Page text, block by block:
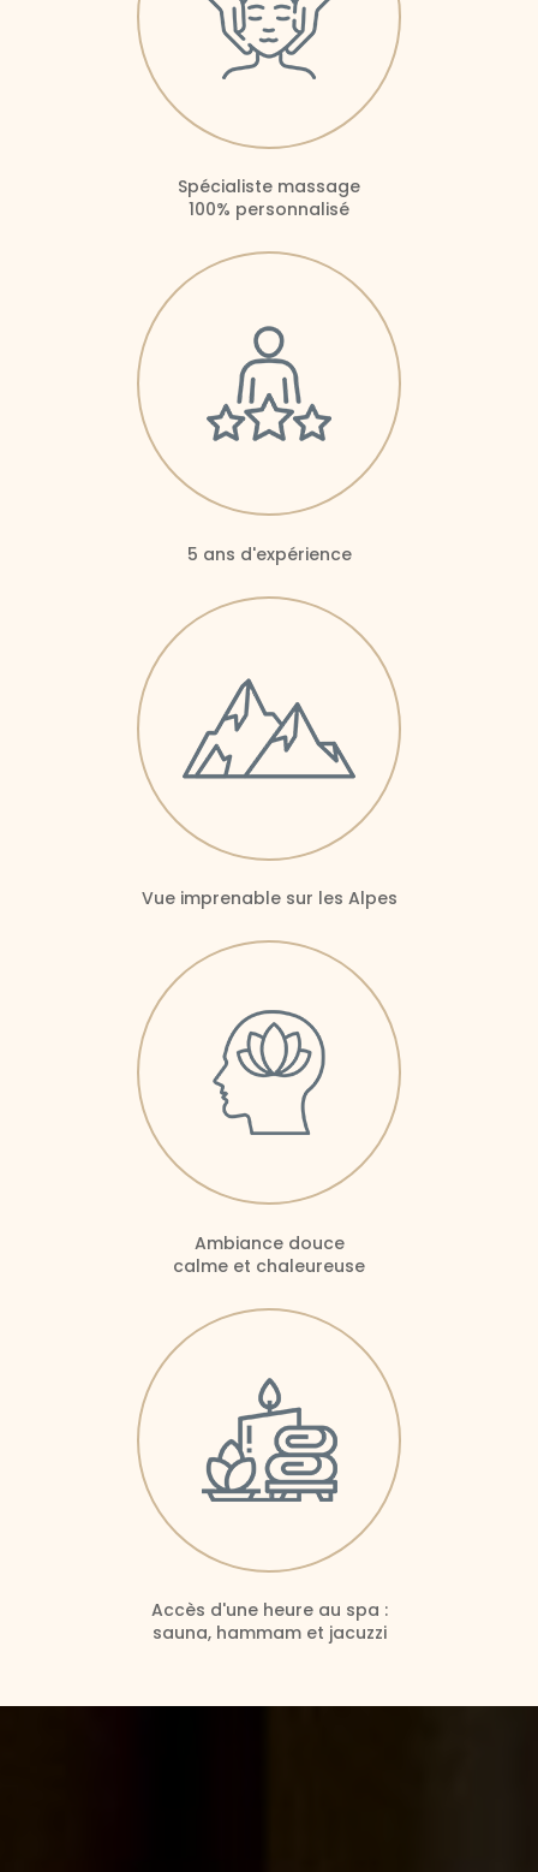
Spécialiste massage
100% personnalisé
5 ans d'expérience
Vue imprenable sur les Alpes
Ambiance douce
calme et chaleureuse
Accès d'une heure au spa :
sauna, hammam et jacuzzi